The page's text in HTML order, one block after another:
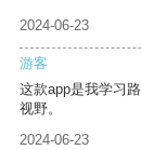
2024-06-23
游客
这款app是我学习
视野。
2024-06-23